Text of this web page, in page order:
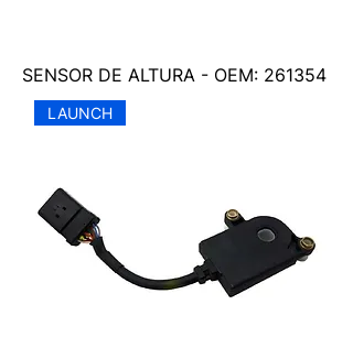
SENSOR DE ALTURA - OEM: 261354
LAUNCH